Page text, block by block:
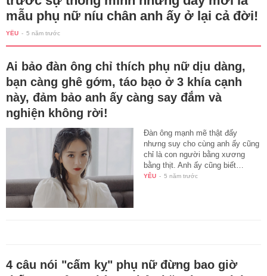
mẫu phụ nữ níu chân anh ấy ở lại cả đời!
YÊU - 5 năm trước
Ai bảo đàn ông chỉ thích phụ nữ dịu dàng,
bạn càng ghê gớm, táo bạo ở 3 khía cạnh
này, đảm bảo anh ấy càng say đắm và
nghiện không rời!
Đàn ông mạnh mẽ thật đấy
nhưng suy cho cùng anh ấy cũng
chỉ là con người bằng xương
bằng thịt. Anh ấy cũng biết…
YÊU - 5 năm trước
4 câu nói "cấm kỵ" phụ nữ đừng bao giờ